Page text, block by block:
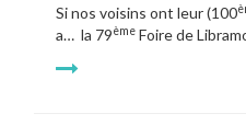
Si nos voisins ont leur (100
a… la 79ème Foire de